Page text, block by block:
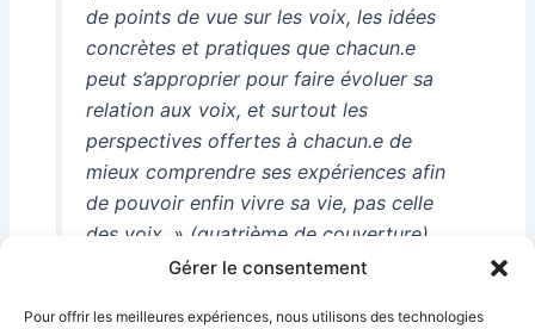
Gérer le consentement
Pour offrir les meilleures expériences, nous utilisons des technologies
de points de vue sur les voix, les idées
concrètes et pratiques que chacun.e
peut s’approprier pour faire évoluer sa
relation aux voix, et surtout les
perspectives offertes à chacun.e de
mieux comprendre ses expériences afin
de pouvoir enfin vivre sa vie, pas celle
des voix. » (quatrième de couverture)